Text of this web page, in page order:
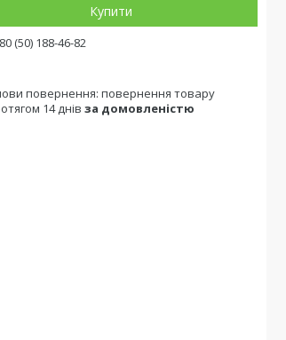
Купити
(50) 188-46-82
повернення товару
14 днів за домовленістю